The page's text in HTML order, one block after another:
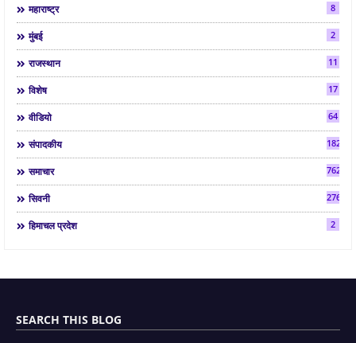
महाराष्ट्र 8
मुंबई 2
राजस्थान 11
विशेष 17
वीडियो 64
संपादकीय 182
समाचार 7624
सिवनी 2763
हिमाचल प्रदेश 2
SEARCH THIS BLOG